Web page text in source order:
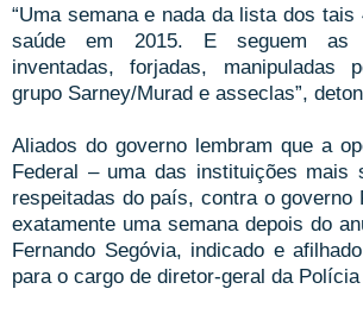
“Uma semana e nada da lista dos tais
saúde em 2015. E seguem as
inventadas, forjadas, manipuladas
grupo Sarney/Murad e asseclas”,
Aliados do governo lembram que a
Federal – uma das instituições mais
respeitadas do país, contra o governo
exatamente uma semana depois do
Fernando Segóvia, indicado e
para o cargo de diretor-geral da